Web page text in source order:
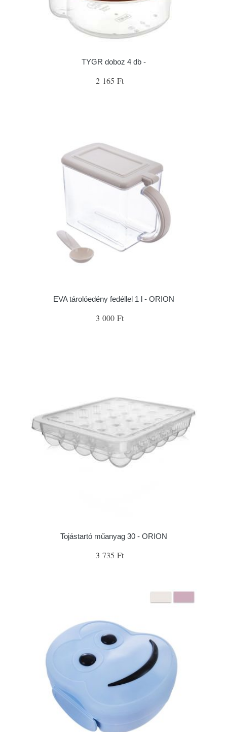
TYGR doboz 4 db -
2 165 Ft
EVA tárolóedény fedéllel 1 l - ORION
3 000 Ft
Tojástartó műanyag 30 - ORION
3 735 Ft